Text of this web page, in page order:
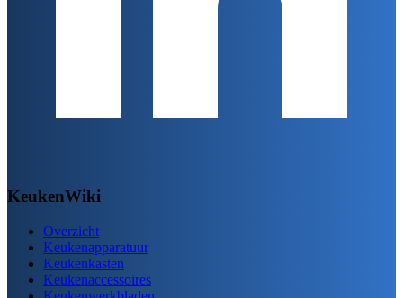
KeukenWiki
Overzicht
Keukenapparatuur
Keukenkasten
Keukenaccessoires